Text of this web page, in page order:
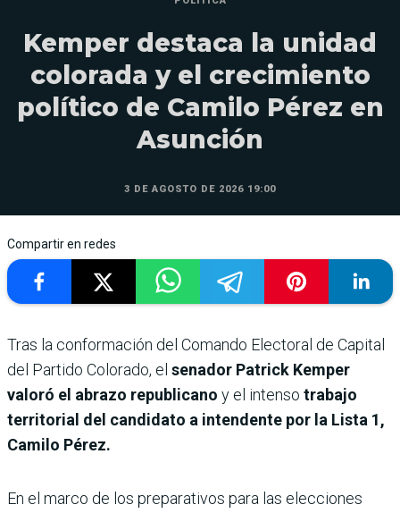
Kemper destaca la unidad
colorada y el crecimiento
político de Camilo Pérez en
Asunción
3 DE AGOSTO DE 2026 19:00
Compartir en redes
Tras la conformación del Comando Electoral de Capital
del Partido Colorado, el senador Patrick Kemper
valoró el abrazo republicano y el intenso trabajo
territorial del candidato a intendente por la Lista 1,
Camilo Pérez.
En el marco de los preparativos para las elecciones